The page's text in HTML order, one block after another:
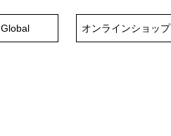
Global オンラインショップ